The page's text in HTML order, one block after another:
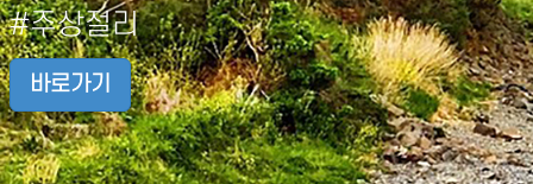
#주상절리
바로가기